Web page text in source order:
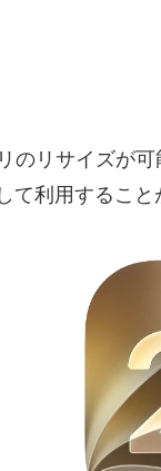
リサイズが
て利用すること